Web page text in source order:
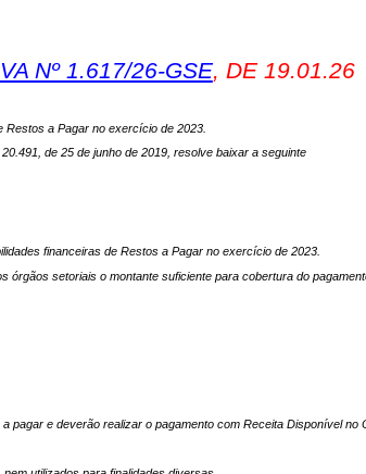
Nº 1.617/26-GSE, DE 19.01.26
a Pagar no exercício de 2023.
de 25 de junho de 2019, resolve baixar a seguinte
financeiras de Restos a Pagar no exercício de 2023.
setoriais o montante suficiente para cobertura do
pagar e deverão realizar o pagamento com Receita Disponível no